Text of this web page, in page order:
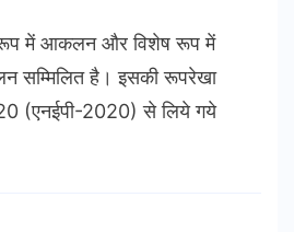
रूप में आकलन और विशेष रूप में
सम्मिलित है। इसकी रूपरेखा
(एनईपी-2020) से लिये गये